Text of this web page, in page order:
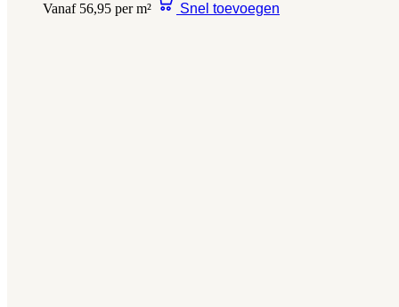
Vanaf 56,95 per m² Snel toevoegen